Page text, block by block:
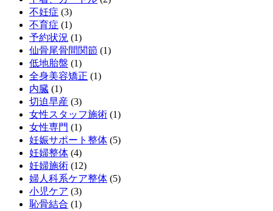
不妊症 (3)
不育症 (1)
予約状況 (1)
仙骨尾骨間関節 (1)
低地胎盤 (1)
全身美容矯正 (1)
内臓 (1)
切迫早産 (3)
女性スタッフ施術 (1)
女性専門 (1)
妊娠サポート整体 (5)
妊婦整体 (4)
妊婦施術 (12)
婦人科系ケア整体 (5)
小児ケア (3)
恥骨結合 (1)